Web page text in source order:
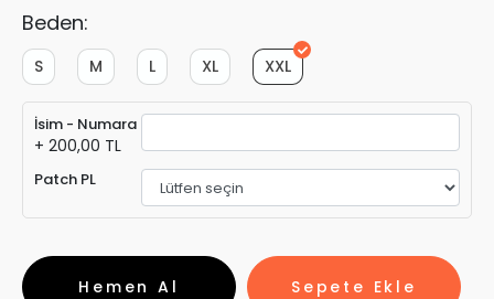
Beden:
XXL
XL
L
M
S
İsim - Numara
+ 200,00 TL
Patch PL
Sepete Ekle
Hemen Al